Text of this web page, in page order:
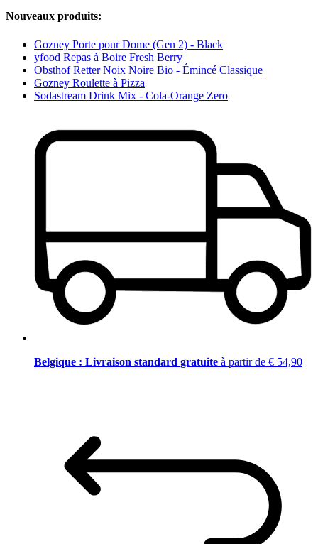
Nouveaux produits:
Gozney Porte pour Dome (Gen 2) - Black
yfood Repas à Boire Fresh Berry
Obsthof Retter Noix Noire Bio - Émincé Classique
Gozney Roulette à Pizza
Sodastream Drink Mix - Cola-Orange Zero
Belgique : Livraison standard gratuite à partir de € 54,90